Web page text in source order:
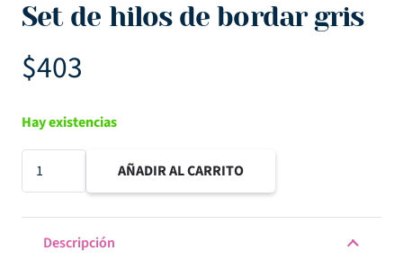
Set de hilos de bordar gris
$403
Hay existencias
Set
de
AÑADIR AL CARRITO
Descripción